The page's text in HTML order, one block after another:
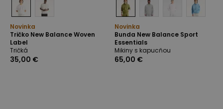
Novinka
Tričko New Balance Woven
Label
Tričká
35,00 €
Novinka
Bunda New Balance Sport
Essentials
Mikiny s kapucňou
65,00 €